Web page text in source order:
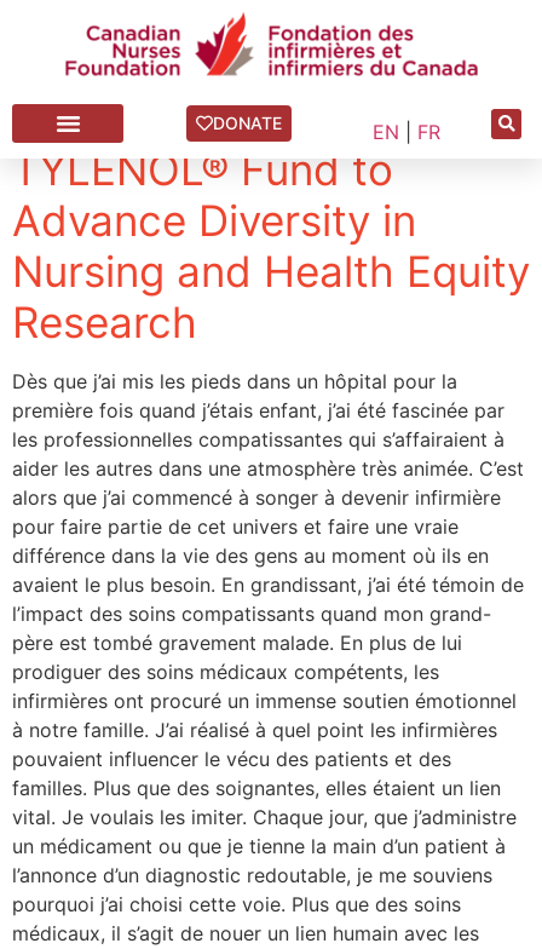
DONATE EN FR
Yanjun Duan
TYLENOL® Fund to
Advance Diversity in
Nursing and Health Equity
Research
Dès que j’ai mis les pieds dans un hôpital pour la
première fois quand j’étais enfant, j’ai été fascinée par
les professionnelles compatissantes qui s’affairaient à
aider les autres dans une atmosphère très animée. C’est
alors que j’ai commencé à songer à devenir infirmière
pour faire partie de cet univers et faire une vraie
différence dans la vie des gens au moment où ils en
avaient le plus besoin. En grandissant, j’ai été témoin de
l’impact des soins compatissants quand mon grand-
père est tombé gravement malade. En plus de lui
prodiguer des soins médicaux compétents, les
infirmières ont procuré un immense soutien émotionnel
à notre famille. J’ai réalisé à quel point les infirmières
pouvaient influencer le vécu des patients et des
familles. Plus que des soignantes, elles étaient un lien
vital. Je voulais les imiter. Chaque jour, que j’administre
un médicament ou que je tienne la main d’un patient à
l’annonce d’un diagnostic redoutable, je me souviens
pourquoi j’ai choisi cette voie. Plus que des soins
médicaux, il s’agit de nouer un lien humain avec les